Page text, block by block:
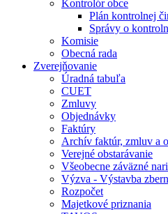
Kontrolór obce
Plán kontrolnej
Správy o
Komisie
Obecná rada
Zverejňovanie
Úradná tabuľa
CUET
Zmluvy
Objednávky
Faktúry
Archív faktúr, zmluv a
Verejné obstarávanie
Všeobecne záväzné
Výzva - Výstavba
Rozpočet
Majetkové priznania